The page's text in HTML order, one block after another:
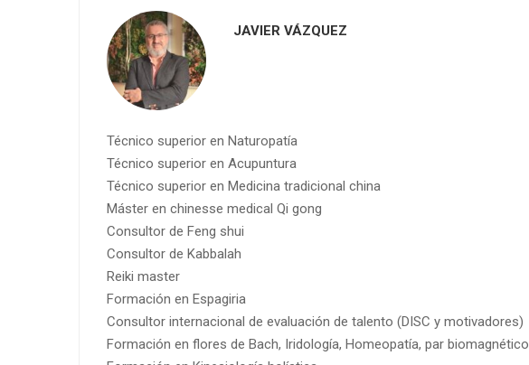
JAVIER VÁZQUEZ
Técnico superior en Naturopatía
Técnico superior en Acupuntura
Técnico superior en Medicina tradicional china
Máster en chinesse medical Qi gong
Consultor de Feng shui
Consultor de Kabbalah
Reiki master
Formación en Espagiria
Consultor internacional de evaluación de talento (DISC y motivadores)
Formación en flores de Bach, Iridología, Homeopatía, par biomagnético